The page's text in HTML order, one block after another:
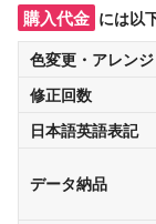
購入代金 には以
色変更・アレンジ
修正回数
日本語英語表記
データ納品